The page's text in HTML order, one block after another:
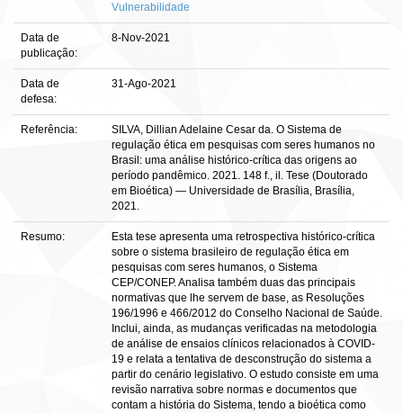
Vulnerabilidade
Data de
publicação:
8-Nov-2021
Data de
defesa:
31-Ago-2021
Referência:
SILVA, Dillian Adelaine Cesar da. O Sistema de
regulação ética em pesquisas com seres humanos no
Brasil: uma análise histórico-crítica das origens ao
período pandêmico. 2021. 148 f., il. Tese (Doutorado
em Bioética) — Universidade de Brasília, Brasília,
2021.
Resumo:
Esta tese apresenta uma retrospectiva histórico-crítica
sobre o sistema brasileiro de regulação ética em
pesquisas com seres humanos, o Sistema
CEP/CONEP. Analisa também duas das principais
normativas que lhe servem de base, as Resoluções
196/1996 e 466/2012 do Conselho Nacional de Saúde.
Inclui, ainda, as mudanças verificadas na metodologia
de análise de ensaios clínicos relacionados à COVID-
19 e relata a tentativa de desconstrução do sistema a
partir do cenário legislativo. O estudo consiste em uma
revisão narrativa sobre normas e documentos que
contam a história do Sistema, tendo a bioética como